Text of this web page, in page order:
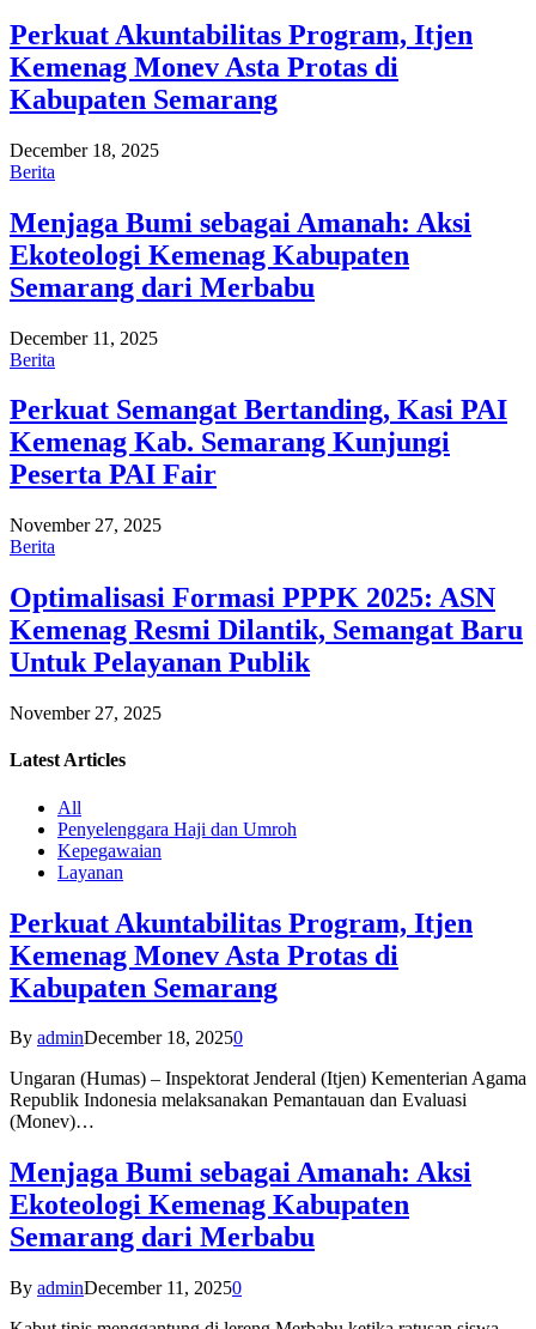
Perkuat Akuntabilitas Program, Itjen
Kemenag Monev Asta Protas di
Kabupaten Semarang
December 18, 2025
Berita
Menjaga Bumi sebagai Amanah: Aksi
Ekoteologi Kemenag Kabupaten
Semarang dari Merbabu
December 11, 2025
Berita
Perkuat Semangat Bertanding, Kasi PAI
Kemenag Kab. Semarang Kunjungi
Peserta PAI Fair
November 27, 2025
Berita
Optimalisasi Formasi PPPK 2025: ASN
Kemenag Resmi Dilantik, Semangat Baru
Untuk Pelayanan Publik
November 27, 2025
Latest Articles
All
Penyelenggara Haji dan Umroh
Kepegawaian
Layanan
Perkuat Akuntabilitas Program, Itjen
Kemenag Monev Asta Protas di
Kabupaten Semarang
By adminDecember 18, 20250
Ungaran (Humas) – Inspektorat Jenderal (Itjen) Kementerian Agama
Republik Indonesia melaksanakan Pemantauan dan Evaluasi
(Monev)…
Menjaga Bumi sebagai Amanah: Aksi
Ekoteologi Kemenag Kabupaten
Semarang dari Merbabu
By adminDecember 11, 20250